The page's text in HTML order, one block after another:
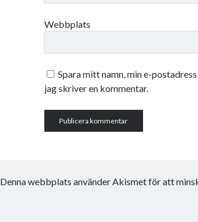
Webbplats
Spara mitt namn, min e-
jag skriver en kommentar.
Denna webbplats använder Akismet för att